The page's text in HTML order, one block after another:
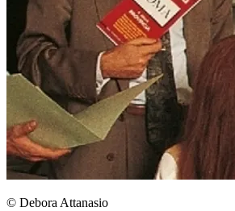
© Debora Attanasio